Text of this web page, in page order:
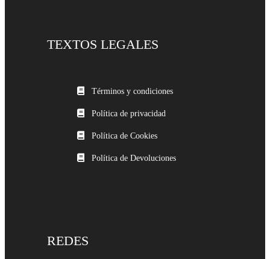
TEXTOS LEGALES
Términos y condiciones
Política de privacidad
Política de Cookies
Política de Devoluciones
REDES